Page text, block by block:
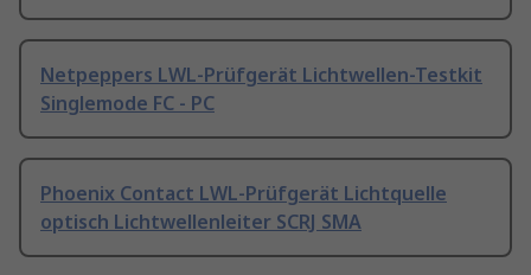
Netpeppers LWL-Prüfgerät Lichtwellen-Testkit
Singlemode FC - PC
Phoenix Contact LWL-Prüfgerät Lichtquelle
optisch Lichtwellenleiter SCRJ SMA